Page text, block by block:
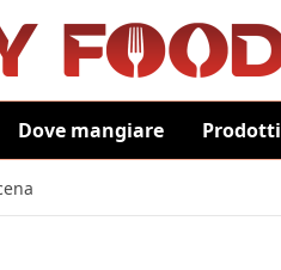
Dove mangiare Prodotti